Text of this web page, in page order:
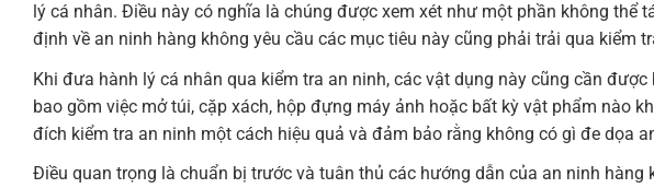
lý cá nhân. Điều này có nghĩa là chúng được xem xét như một phần không thể
định về an ninh hàng không yêu cầu các mục tiêu này cũng phải trải qua kiểm
Khi đưa hành lý cá nhân qua kiểm tra an ninh, các vật dụng này cũng cần
bao gồm việc mở túi, cặp xách, hộp đựng máy ảnh hoặc bất kỳ vật phẩm nào
đích kiểm tra an ninh một cách hiệu quả và đảm bảo rằng không có gì đe dọa
Điều quan trọng là chuẩn bị trước và tuân thủ các hướng dẫn của an ninh